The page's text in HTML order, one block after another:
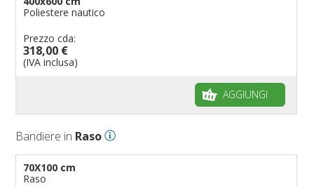
Poliestere nautico
Prezzo cda:
318,00 €
(IVA inclusa)
AGGIUNGI
Bandiere in Raso
70X100 cm
Raso